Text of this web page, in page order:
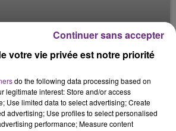
- LES PREMIERS
1
votre vie privée est notre priorité
do the following data processing based on
legitimate interest: Store and/or access
Use limited data to select advertising; Create
advertising; Use profiles to select personalised
performance; Measure content
Continuer sans accepter